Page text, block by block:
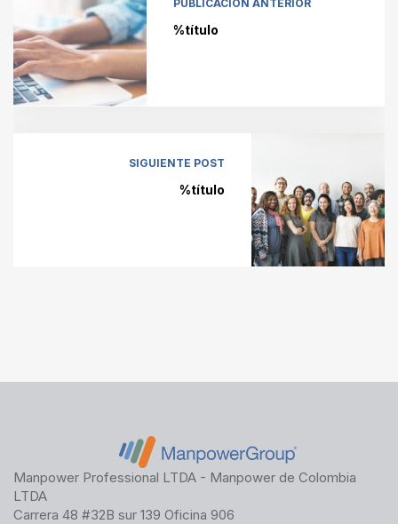
PUBLICACIÓN ANTERIOR
%título
SIGUIENTE POST
%título
Manpower Professional LTDA - Manpower de Colombia
LTDA
Carrera 48 #32B sur 139 Oficina 906